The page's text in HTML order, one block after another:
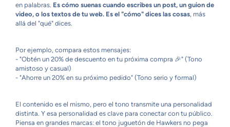
en palabras. Es cómo suenas cuando escribes un post, un guion de
video, o los textos de tu web. Es el "cómo" dices las cosas, más
allá del "qué" dices.
Por ejemplo, compara estos mensajes:
- "Obtén un 20% de descuento en tu próxima compra 🎉" (Tono
amistoso y casual)
- "Ahorre un 20% en su próximo pedido" (Tono serio y formal)
El contenido es el mismo, pero el tono transmite una personalidad
distinta. Y esa personalidad es clave para conectar con tu público.
Piensa en grandes marcas: el tono juguetón de Hawkers no pega